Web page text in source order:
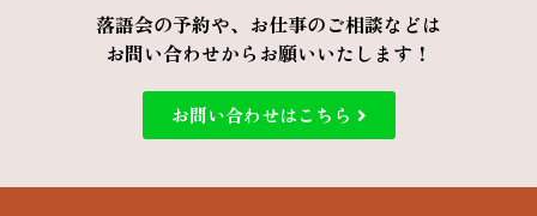
落語会の予約や、お仕事のご相談などは
お問い合わせからお願いいたします！
お問い合わせはこちら